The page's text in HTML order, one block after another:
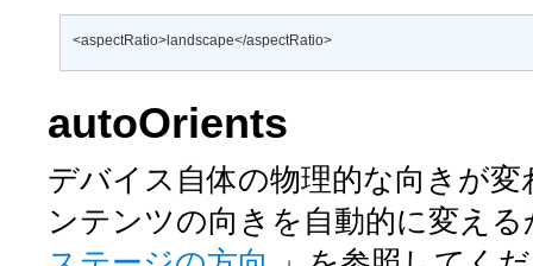
<aspectRatio>landscape</aspectRatio>
autoOrients
デバイス自体の物理的な向きが
ンテンツの向きを自動的に変え